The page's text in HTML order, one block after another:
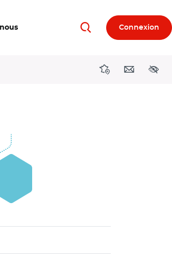
RechercherConnexion
DirectionsContact